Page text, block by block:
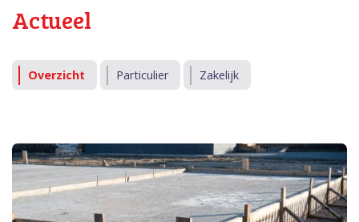
Actueel
Overzicht Particulier Zakelijk